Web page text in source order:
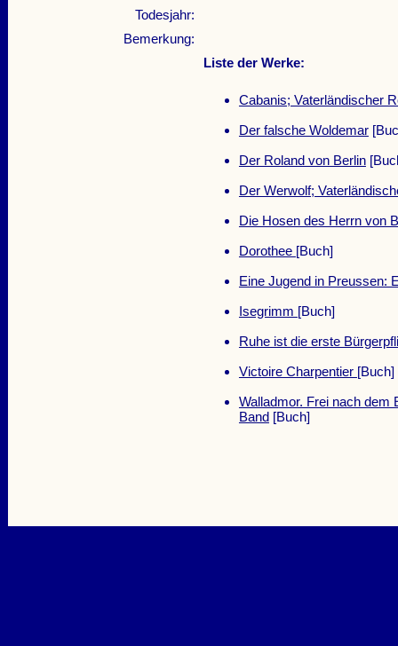
Todesjahr:
Bemerkung:
Liste der Werke:
Cabanis; Vaterländischer
Der falsche Woldemar
Der Roland von Berlin
Der Werwolf;
Die Hosen des Herrn von
Dorothee [Buch]
Eine Jugend in Preussen:
Isegrimm [Buch]
Ruhe ist die erste
Victoire Charpentier [Buch]
Walladmor. Frei nach dem
Band[Buch]